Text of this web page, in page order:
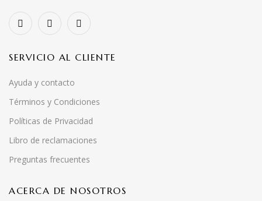
SERVICIO AL CLIENTE
Ayuda y contacto
Términos y Condiciones
Políticas de Privacidad
Libro de reclamaciones
Preguntas frecuentes
ACERCA DE NOSOTROS